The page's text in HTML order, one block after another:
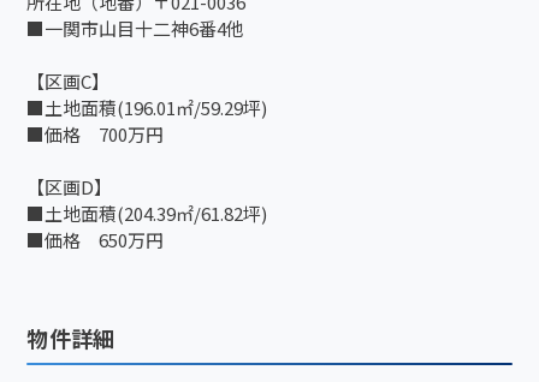
■一関市山目十二神6番4他
【区画C】
■土地面積(196.01㎡/59.29坪)
■価格 700万円
【区画D】
■土地面積(204.39㎡/61.82坪)
■価格 650万円
物件詳細